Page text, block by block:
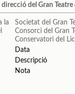
del Gran Teatre
Societat del Gran
Consorci del Gran
Conservatori del
Data
Descripció
Nota